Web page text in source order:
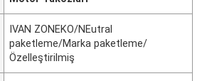
IVAN ZONEKO/NEutral
paketleme/Marka paketleme/
Özelleştirilmiş